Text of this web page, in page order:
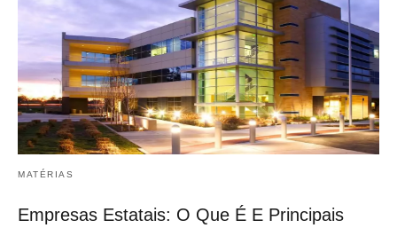
MATÉRIAS
Empresas Estatais: O Que É E Principais